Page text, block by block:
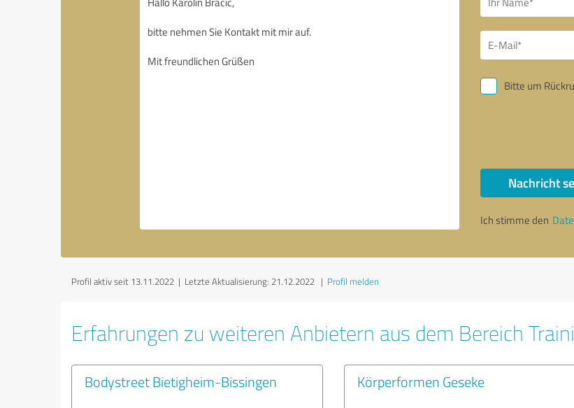
Bitte um
Nachricht
Ich stimme den
Profil aktiv seit 13.11.2022 | Letzte Aktualisierung: 21.12.2022 | Profil melden
Erfahrungen zu weiteren Anbietern aus dem Bereich
Bodystreet Bietigheim-Bissingen Körperformen Geseke